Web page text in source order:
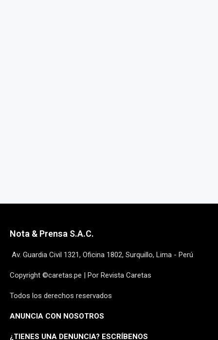
Nota & Prensa S.A.C.
Av. Guardia Civil 1321, Oficina 1802, Surquillo, Lima - Perú
Copyright ©caretas.pe | Por Revista Caretas
Todos los derechos reservados
ANUNCIA CON NOSOTROS
¿TIENES UNA DENUNCIA? ESCRÍBENOS